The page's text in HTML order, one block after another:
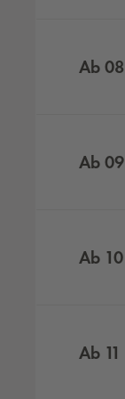
Ab08
Ab09
Ab 10
Ab 11